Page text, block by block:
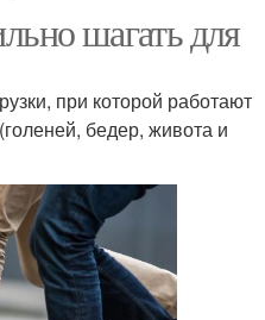
шагать для
при которой работают
бедер, живота и